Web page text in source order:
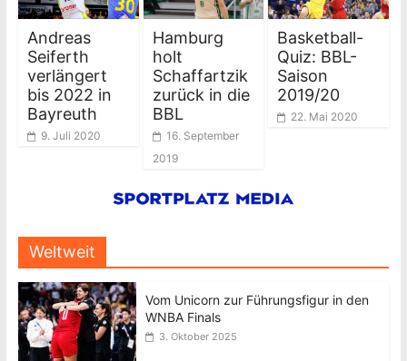
Andreas
Seiferth
verlängert
bis 2022 in
Bayreuth
9. Juli 2020
Hamburg
holt
Schaffartzik
zurück in die
BBL
16. September
2019
Basketball-
Quiz: BBL-
Saison
2019/20
22. Mai 2020
Weltweit
Vom Unicorn zur Führungsfigur in den
WNBA Finals
3. Oktober 2025